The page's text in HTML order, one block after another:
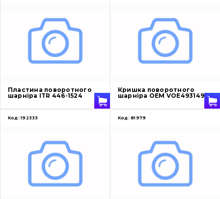
Пластина поворотного
шарніра ITR 446-1524
Кришка поворотного
шарніра OEM VOE4931498
Код: 192333 Код: 81979